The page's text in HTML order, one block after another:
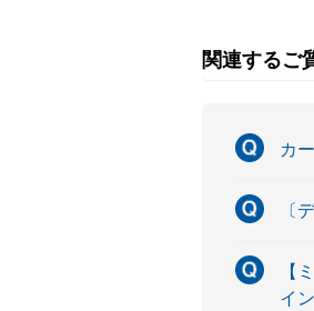
関連するご
カ
〔
【
イ